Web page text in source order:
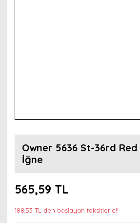
Owner 5636 St-36rd
İğne
565,59 TL
188,53 TL den başlayan taksitlerle!!